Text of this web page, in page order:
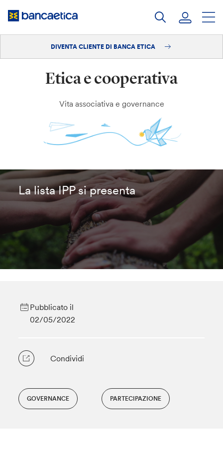
Diventa cliente
DIVENTA CLIENTE DI BANCA ETICA
Etica e cooperativa
Vita associativa e governance
La lista IPP si presenta
Pubblicato il
02/05/2022
Condividi
GOVERNANCE PARTECIPAZIONE